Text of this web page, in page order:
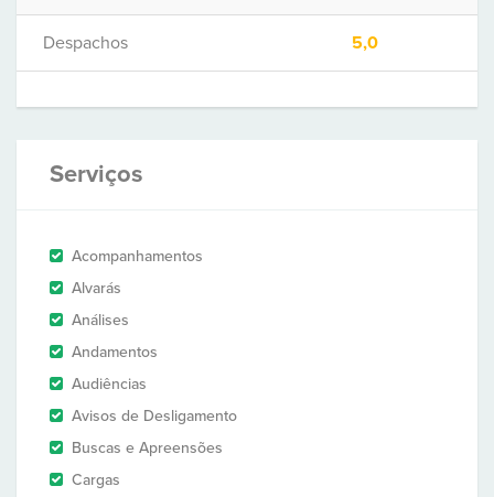
Despachos 5,0
Serviços
Acompanhamentos
Alvarás
Análises
Andamentos
Audiências
Avisos de Desligamento
Buscas e Apreensões
Cargas